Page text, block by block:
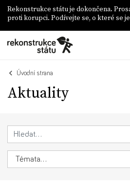
Rekonstrukce státu je dokončena.
proti korupci. Podívejte se, o které se
Úvodní strana
Aktuality